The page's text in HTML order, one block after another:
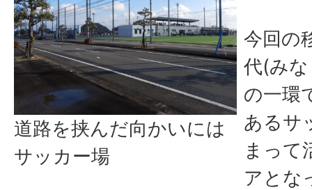
道路を挟んだ向かいには
サッカー場
今回の
代(み
の一環
あるサ
まって
アとな